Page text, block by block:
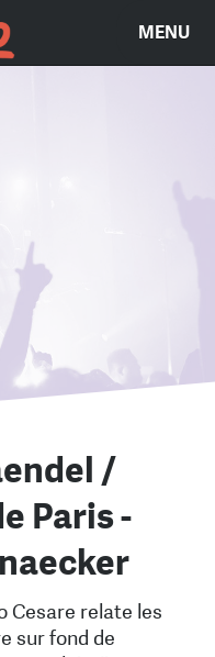
MENU
/
Paris -
Cesare relate les
sur fond de